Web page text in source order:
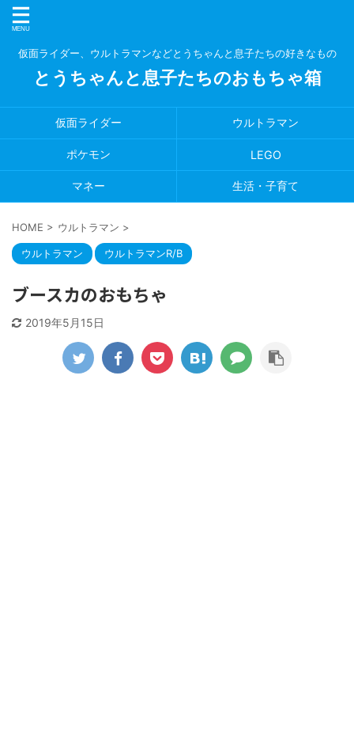
仮面ライダー、ウルトラマンなどとうちゃんと息子たちの好きなもの
とうちゃんと息子たちのおもちゃ箱
仮面ライダー ウルトラマン
ポケモン LEGO
マネー 生活・子育て
HOME > ウルトラマン >
ウルトラマン ウルトラマンR/B
ブースカのおもちゃ
2019年5月15日